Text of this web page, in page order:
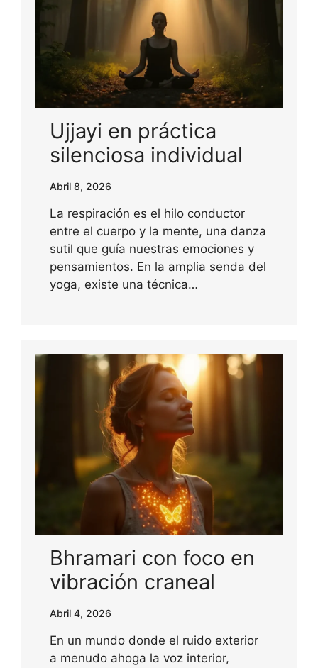
Ujjayi en práctica
silenciosa individual
Abril 8, 2026
La respiración es el hilo conductor
entre el cuerpo y la mente, una danza
sutil que guía nuestras emociones y
pensamientos. En la amplia senda del
yoga, existe una técnica…
Bhramari con foco en
vibración craneal
Abril 4, 2026
En un mundo donde el ruido exterior
a menudo ahoga la voz interior,